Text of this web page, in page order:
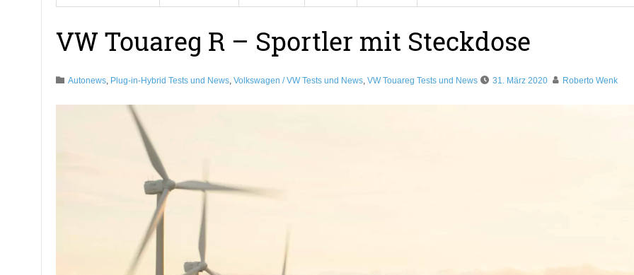
VW Touareg R – Sportler mit Steckdose
Autonews, Plug-in-Hybrid Tests und News, Volkswagen / VW Tests und News, VW Touareg Tests und News 31. März 2020 Roberto Wenk